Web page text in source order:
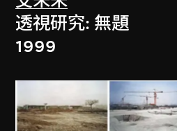
透視研究: 無題
1999